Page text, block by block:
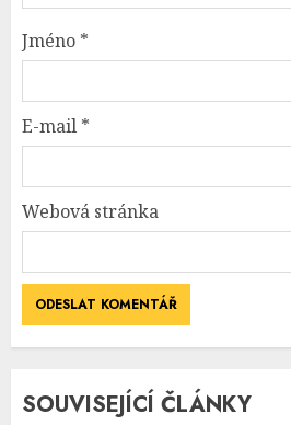
Jméno *
E-mail *
Webová stránka
SOUVISEJÍCÍ ČLÁNKY